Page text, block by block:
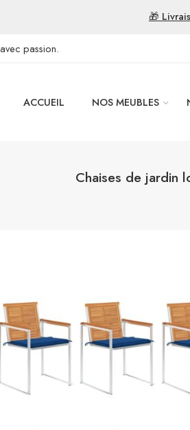
🎁
passion.
ACCUEIL NOS MEUBLES
Chaises de jardin